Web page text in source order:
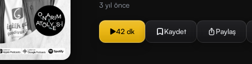
3 yıl önce
42 dk Kaydet Paylaş